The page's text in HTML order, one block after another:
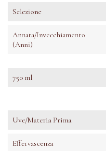
Selezione
Annata/invecchiamento
(anni)
750 ml
Uve/Materia Prima
Effervascenza